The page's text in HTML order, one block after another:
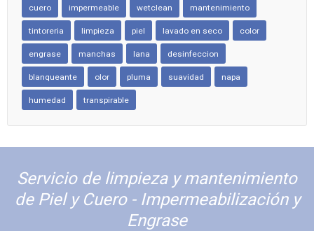
cuero impermeable wetclean mantenimiento
tintoreria limpieza piel lavado en seco color
engrase manchas lana desinfeccion
blanqueante olor pluma suavidad napa
humedad transpirable
Servicio de limpieza y mantenimiento
de Piel y Cuero - Impermeabilización y
Engrase